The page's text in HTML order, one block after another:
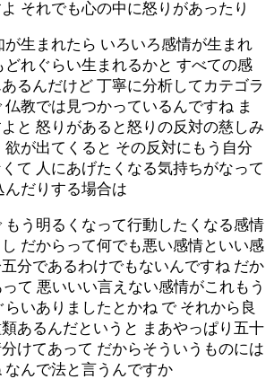
それでも心の中に怒りがあったり
生まれたら いろいろ感情が生まれ
どれぐらい生まれるかと すべての感
るんだけど 丁寧に分析してカテゴラ
教では見つかっているんですね ま
と 怒りがあると怒りの反対の慈しみ
欲が出てくると その反対にもう自分
て 人にあげたくなる気持ちがなって
んだりする場合は
もう明るくなって行動したくなる感情
だからって何でも悪い感情といい感
分であるわけでもないんですね だか
て 悪いいい言えない感情がこれもう
いありましたとかね で それから良
あるんだというと まあやっぱり五十
けてあって だからそういうものには
なんで法と言うんですか